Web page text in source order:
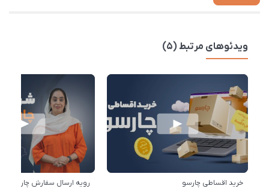
ویدئوهای مرتبط (5)
خرید اقساطی چارسو رویه ارسال سفارش چارسو